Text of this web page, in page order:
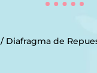
/ Diafragma de